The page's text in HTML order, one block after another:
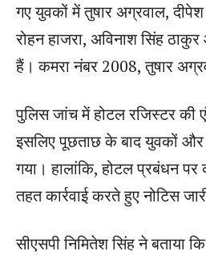
गए युवकों में तुषार अग्रवाल, दीपेश
रोहन हाजरा, अविनाश सिंह
हैं। कमरा नंबर 2008, तुषार
पुलिस जांच में होटल रजिस्टर की
इसलिए पूछताछ के बाद युवकों और
गया। हालांकि, होटल प्रबंधन पर
तहत कार्रवाई करते हुए नोटिस
सीएसपी निमितेश सिंह ने बताया